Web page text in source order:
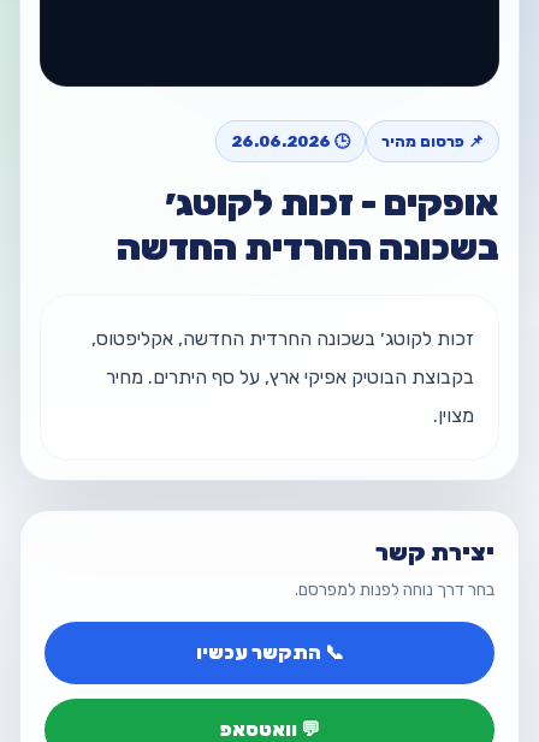
📌 פרסום מהיר 🕒 26.06.2026
אופקים - זכות לקוטג׳
בשכונה החרדית החדשה
מצוין.
יצירת קשר
בחר דרך נוחה לפנות למפרסם.
📞 התקשר עכשיו
💬 וואטסאפ